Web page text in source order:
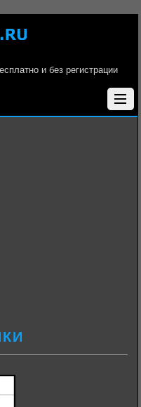
и без регистрации